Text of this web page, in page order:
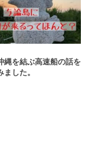
縄を結ぶ高速船の話を
ました。